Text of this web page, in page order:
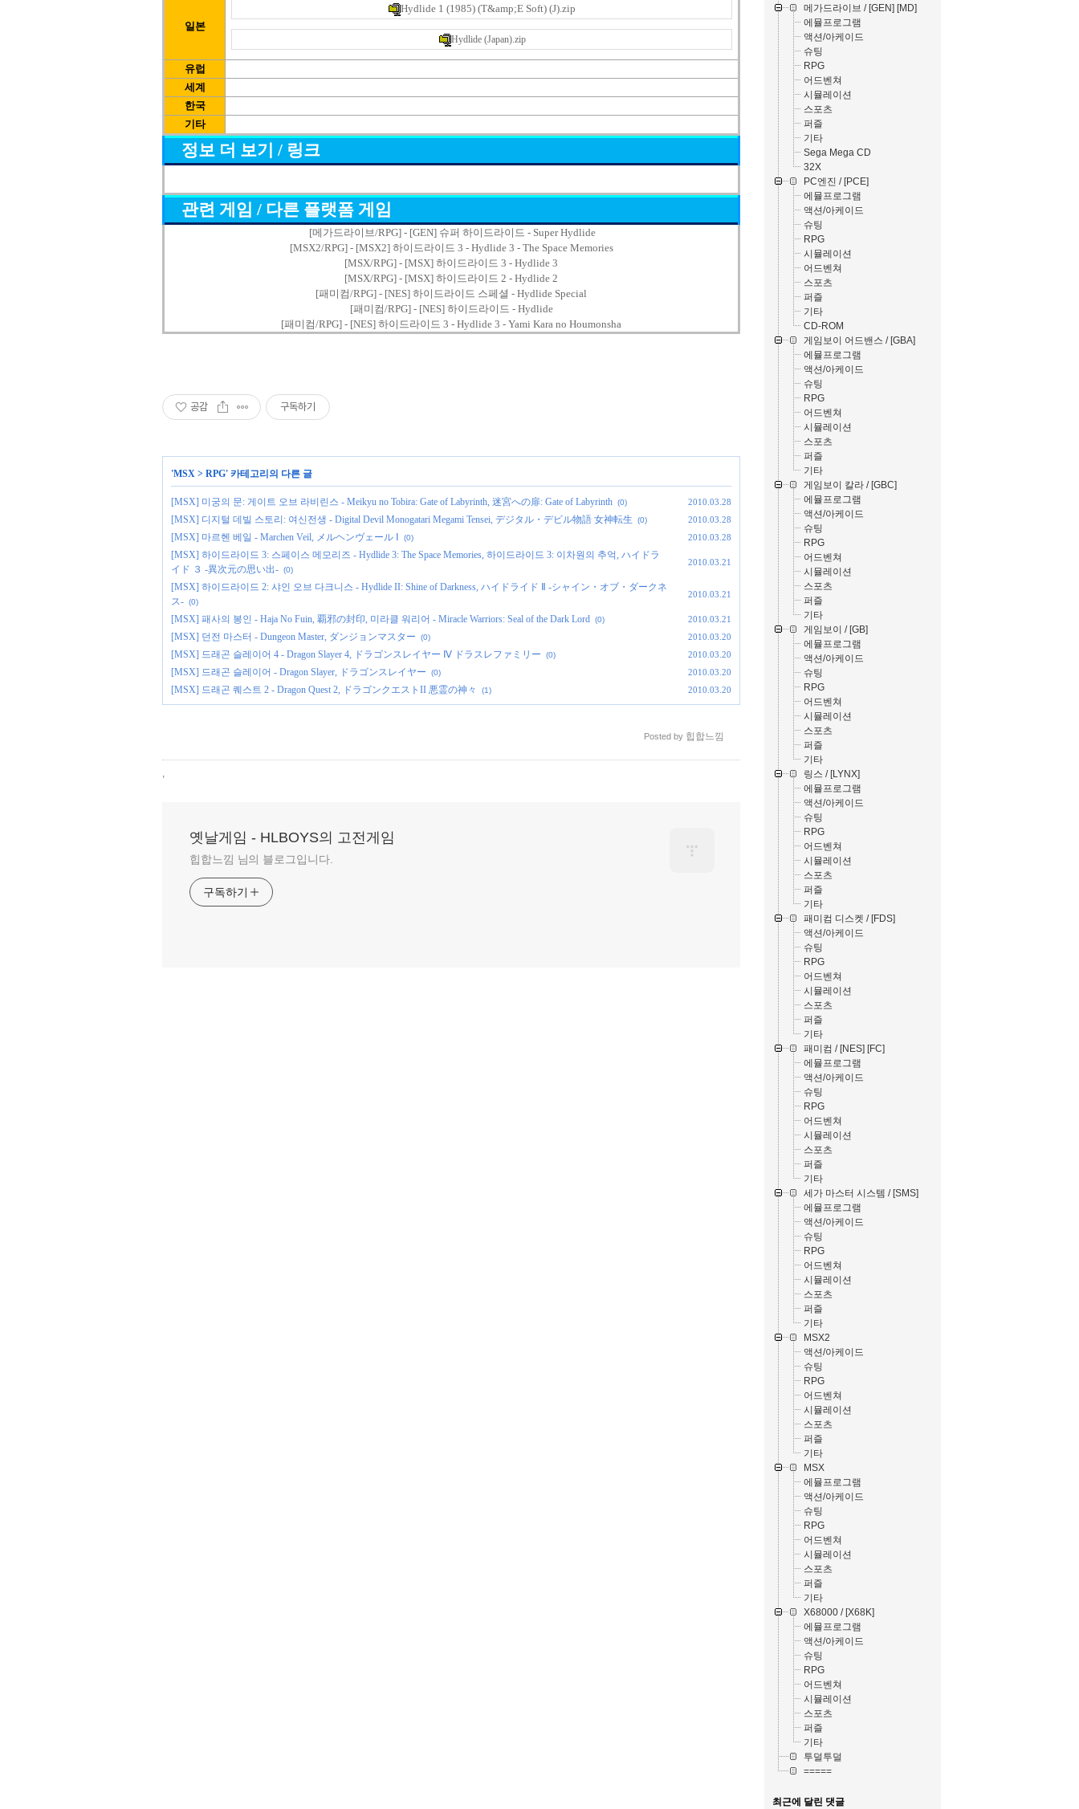
일본
Hydlide 1 (1985) (T&amp;E Soft) (J).zip
Hydlide (Japan).zip
유럽
세계
한국
기타
정보 더 보기 / 링크
관련 게임 / 다른 플랫폼 게임
[메가드라이브/RPG] - [GEN] 슈퍼 하이드라이드 - Super Hydlide
[MSX2/RPG] - [MSX2] 하이드라이드 3 - Hydlide 3 - The Space Memories
[MSX/RPG] - [MSX] 하이드라이드 3 - Hydlide 3
[MSX/RPG] - [MSX] 하이드라이드 2 - Hydlide 2
[패미컴/RPG] - [NES] 하이드라이드 스페셜 - Hydlide Special
[패미컴/RPG] - [NES] 하이드라이드 - Hydlide
[패미컴/RPG] - [NES] 하이드라이드 3 - Hydlide 3 - Yami Kara no Houmonsha
공감 구독하기
'MSX > RPG' 카테고리의 다른 글
[MSX] 미궁의 문: 게이트 오브 라비린스 - Meikyu no Tobira: Gate of Labyrinth, 迷宮への扉: Gate of Labyrinth (0) 2010.03.28
[MSX] 디지털 데빌 스토리: 여신전생 - Digital Devil Monogatari Megami Tensei, デジタル・デビル物語 女神転生 (0) 2010.03.28
[MSX] 마르헨 베일 - Marchen Veil, メルヘンヴェール Ⅰ (0) 2010.03.28
[MSX] 하이드라이드 3: 스페이스 메모리즈 - Hydlide 3: The Space Memories, 하이드라이드 3: 이차원의 추억, ハイドラ
イド ３ -異次元の思い出- (0)
2010.03.21
[MSX] 하이드라이드 2: 샤인 오브 다크니스 - Hydlide II: Shine of Darkness, ハイドライド Ⅱ -シャイン・オブ・ダークネ
ス- (0)
2010.03.21
[MSX] 패사의 봉인 - Haja No Fuin, 覇邪の封印, 미라클 워리어 - Miracle Warriors: Seal of the Dark Lord (0) 2010.03.21
[MSX] 던전 마스터 - Dungeon Master, ダンジョンマスター (0) 2010.03.20
[MSX] 드래곤 슬레이어 4 - Dragon Slayer 4, ドラゴンスレイヤー Ⅳ ドラスレファミリー (0) 2010.03.20
[MSX] 드래곤 슬레이어 - Dragon Slayer, ドラゴンスレイヤー (0) 2010.03.20
[MSX] 드래곤 퀘스트 2 - Dragon Quest 2, ドラゴンクエストII 悪霊の神々 (1) 2010.03.20
Posted by 힙합느낌
,
옛날게임 - HLBOYS의 고전게임
힙합느낌 님의 블로그입니다.
구독하기
메가드라이브 / [GEN] [MD]
에뮬프로그램
액션/아케이드
슈팅
RPG
어드벤쳐
시뮬레이션
스포츠
퍼즐
기타
Sega Mega CD
32X
PC엔진 / [PCE]
에뮬프로그램
액션/아케이드
슈팅
RPG
시뮬레이션
어드벤쳐
스포츠
퍼즐
기타
CD-ROM
게임보이 어드밴스 / [GBA]
에뮬프로그램
액션/아케이드
슈팅
RPG
어드벤쳐
시뮬레이션
스포츠
퍼즐
기타
게임보이 칼라 / [GBC]
에뮬프로그램
액션/아케이드
슈팅
RPG
어드벤쳐
시뮬레이션
스포츠
퍼즐
기타
게임보이 / [GB]
에뮬프로그램
액션/아케이드
슈팅
RPG
어드벤쳐
시뮬레이션
스포츠
퍼즐
기타
링스 / [LYNX]
에뮬프로그램
액션/아케이드
슈팅
RPG
어드벤쳐
시뮬레이션
스포츠
퍼즐
기타
패미컴 디스켓 / [FDS]
액션/아케이드
슈팅
RPG
어드벤쳐
시뮬레이션
스포츠
퍼즐
기타
패미컴 / [NES] [FC]
에뮬프로그램
액션/아케이드
슈팅
RPG
어드벤쳐
시뮬레이션
스포츠
퍼즐
기타
세가 마스터 시스템 / [SMS]
에뮬프로그램
액션/아케이드
슈팅
RPG
어드벤쳐
시뮬레이션
스포츠
퍼즐
기타
MSX2
액션/아케이드
슈팅
RPG
어드벤쳐
시뮬레이션
스포츠
퍼즐
기타
MSX
에뮬프로그램
액션/아케이드
슈팅
RPG
어드벤쳐
시뮬레이션
스포츠
퍼즐
기타
X68000 / [X68K]
에뮬프로그램
액션/아케이드
슈팅
RPG
어드벤쳐
시뮬레이션
스포츠
퍼즐
기타
투덜투덜
=====
최근에 달린 댓글